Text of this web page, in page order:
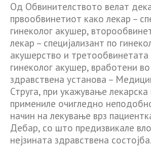
Oд Обвинителството велат
првообвинетиот како лекар –
гинеколог акушер,
лекар – специјализант по
акушерство и третообвинетата
гинеколог акушер, вработени во
здравствена установа –
Струга, при укажување
примениле очигледно
начин на лекување врз
Дебар, со што предизвикале
нејзината здравствена состојба.